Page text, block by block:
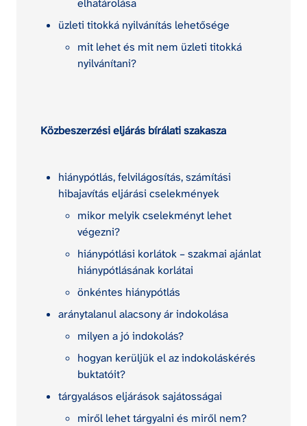
üzleti titokká nyilvánítás lehetősége
mit lehet és mit nem üzleti titokká
nyilvánítani?
Közbeszerzési eljárás bírálati szakasza
hiánypótlás, felvilágosítás, számítási
hibajavítás eljárási cselekmények
mikor melyik cselekményt lehet
végezni?
hiánypótlási korlátok – szakmai ajánlat
hiánypótlásának korlátai
önkéntes hiánypótlás
aránytalanul alacsony ár indokolása
milyen a jó indokolás?
hogyan kerüljük el az indokoláskérés
buktatóit?
tárgyalásos eljárások sajátosságai
miről lehet tárgyalni és miről nem?